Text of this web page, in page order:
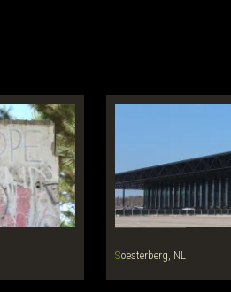
Soesterberg, NL